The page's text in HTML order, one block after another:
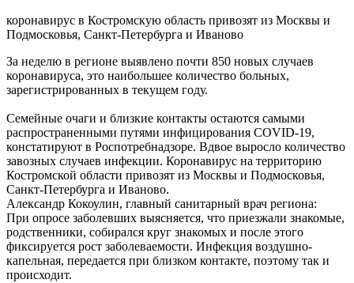
коронавирус в Костромскую область привозят из Москвы и
Подмосковья, Санкт-Петербурга и Иваново
За неделю в регионе выявлено почти 850 новых случаев
коронавируса, это наибольшее количество больных,
зарегистрированных в текущем году.
Семейные очаги и близкие контакты остаются самыми
распространенными путями инфицирования COVID-19,
констатируют в Роспотребнадзоре. Вдвое выросло количество
завозных случаев инфекции. Коронавирус на территорию
Костромской области привозят из Москвы и Подмосковья,
Санкт-Петербурга и Иваново.
Александр Кокоулин, главный санитарный врач региона:
При опросе заболевших выясняется, что приезжали знакомые,
родственники, собирался круг знакомых и после этого
фиксируется рост заболеваемости. Инфекция воздушно-
капельная, передается при близком контакте, поэтому так и
происходит.